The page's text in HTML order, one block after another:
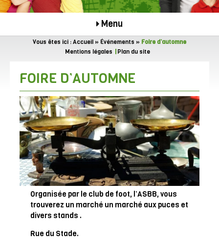
Menu
Vous êtes ici :Accueil » Événements » Foire d’automne
Mentions légales
Plan du site
FOIRE D’AUTOMNE
Organisée par le club de foot, l’ASBB, vous
trouverez un marché un marché aux puces et
divers stands .
Rue du Stade.